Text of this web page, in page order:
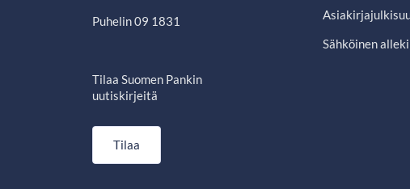
Puhelin 09 1831
Tilaa Suomen Pankin
uutiskirjeitä
Tilaa
Sähköinen